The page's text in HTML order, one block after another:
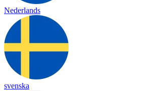
Nederlands
svenska